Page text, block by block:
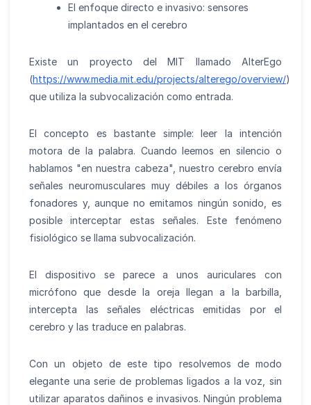
El enfoque directo e invasivo: sensores
implantados en el cerebro
Existe un proyecto del MIT llamado AlterEgo
(https://www.media.mit.edu/projects/alterego/overview/)
que utiliza la subvocalización como entrada.
El concepto es bastante simple: leer la intención
motora de la palabra. Cuando leemos en silencio o
hablamos "en nuestra cabeza", nuestro cerebro envía
señales neuromusculares muy débiles a los órganos
fonadores y, aunque no emitamos ningún sonido, es
posible interceptar estas señales. Este fenómeno
fisiológico se llama subvocalización.
El dispositivo se parece a unos auriculares con
micrófono que desde la oreja llegan a la barbilla,
intercepta las señales eléctricas emitidas por el
cerebro y las traduce en palabras.
Con un objeto de este tipo resolvemos de modo
elegante una serie de problemas ligados a la voz, sin
utilizar aparatos dañinos e invasivos. Ningún problema